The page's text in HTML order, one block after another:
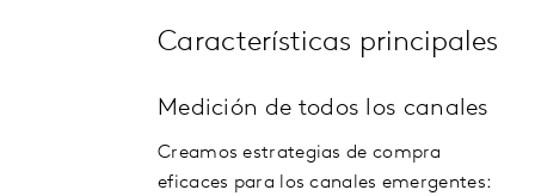
Características principales
Medición de todos los canales
Creamos estrategias de compra
eficaces para los canales emergentes: